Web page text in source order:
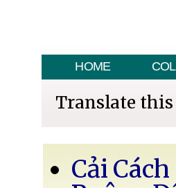
HOME
Translate this
Cải Cách